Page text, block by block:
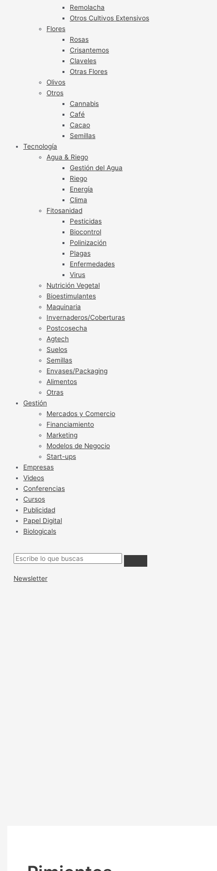
Remolacha
Otros Cultivos Extensivos
Flores
Rosas
Crisantemos
Claveles
Otras Flores
Olivos
Otros
Cannabis
Café
Cacao
Semillas
Tecnología
Agua & Riego
Gestión del Agua
Riego
Energía
Clima
Fitosanidad
Pesticidas
Biocontrol
Polinización
Plagas
Enfermedades
Virus
Nutrición Vegetal
Bioestimulantes
Maquinaria
Invernaderos/Coberturas
Postcosecha
Agtech
Suelos
Semillas
Envases/Packaging
Alimentos
Otras
Gestión
Mercados y Comercio
Financiamiento
Marketing
Modelos de Negocio
Start-ups
Empresas
Videos
Conferencias
Cursos
Publicidad
Papel Digital
Biologicals
Newsletter